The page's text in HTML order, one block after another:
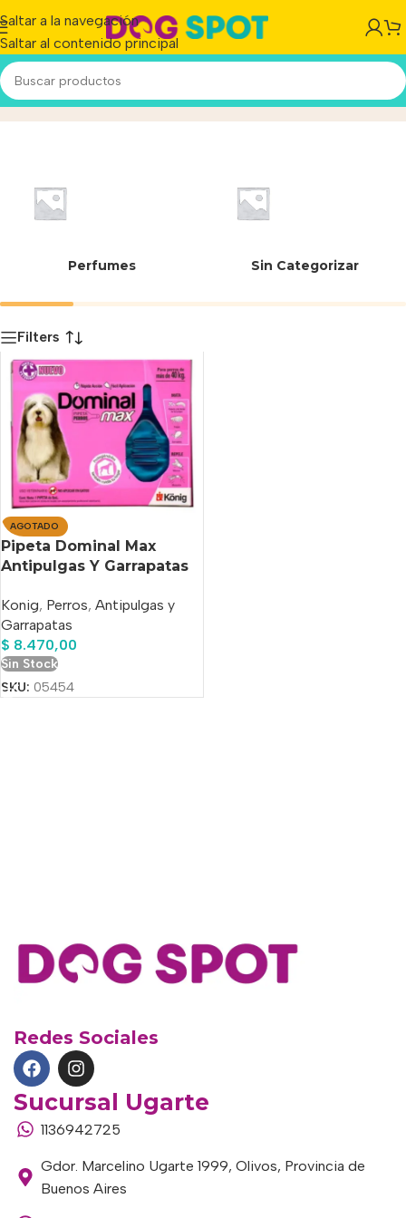
Saltar a la navegación
Saltar al contenido principal
7791432889044Inicio/Producto
Perfumes Sin Categorizar
Filters
AGOTADO
Pipeta Dominal Max
Antipulgas Y Garrapatas
Konig, Perros, Antipulgas y
Garrapatas
$ 8.470,00
Sin Stock
SKU: 05454
Redes Sociales
Sucursal Ugarte
1136942725
Gdor. Marcelino Ugarte 1999, Olivos, Provincia de
Buenos Aires